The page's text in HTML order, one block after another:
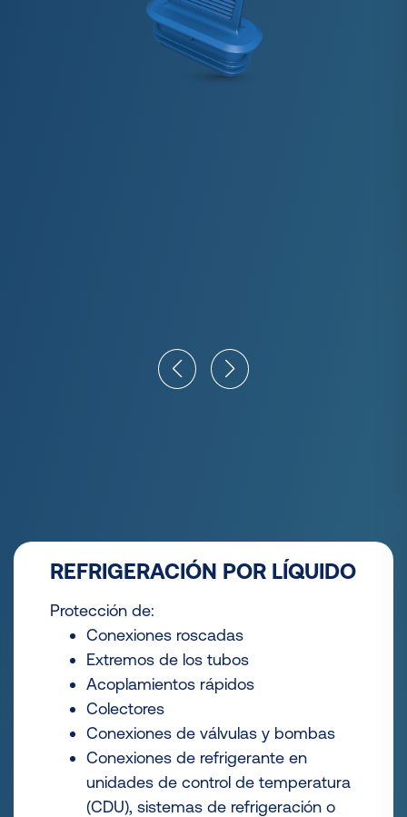
REFRIGERACIÓN POR LÍQUIDO
Protección de:
Conexiones roscadas
Extremos de los tubos
Acoplamientos rápidos
Colectores
Conexiones de válvulas y bombas
Conexiones de refrigerante en
unidades de control de temperatura
(CDU), sistemas de refrigeración o